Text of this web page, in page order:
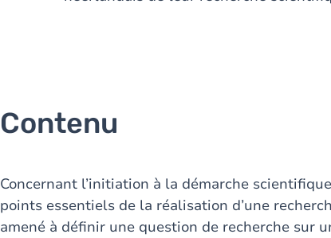
Contenu
Concernant l’initiation à la démarche
points essentiels de la réalisation d’une
amené à définir une question de recherche sur